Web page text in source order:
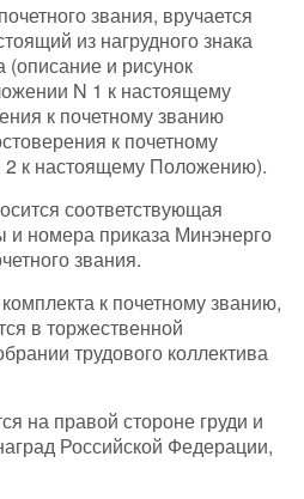
звания, вручается
из нагрудного знака
(описание и рисунок
N 1 к настоящему
к почетному званию
к почетному
к настоящему Положению).
соответствующая
и номера приказа Минэнерго
звания.
к почетному званию,
в торжественной
трудового коллектива
на правой стороне груди и
Российской Федерации,